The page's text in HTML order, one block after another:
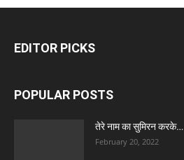
EDITOR PICKS
POPULAR POSTS
तेरे नाम का सुमिरन करके…
February 20, 2022